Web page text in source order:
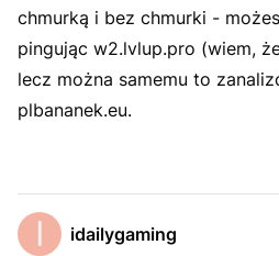
chmurką i bez chmurki -
pingując w2.lvlup.pro (wiem,
lecz można samemu to
plbananek.eu.
idailygaming